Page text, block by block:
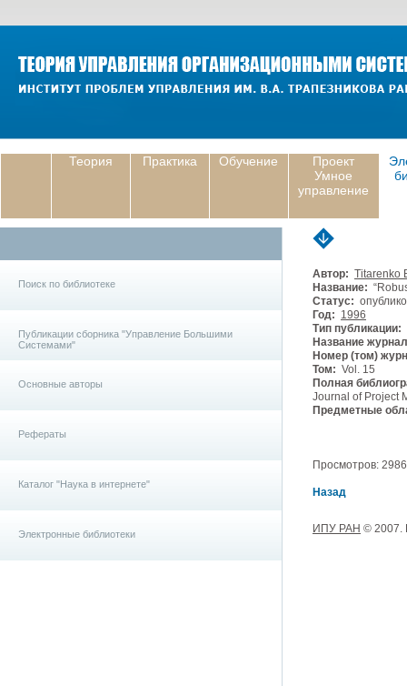
Теория Практика Обучение
Проект
Умное
управление
Поиск по библиотеке
Публикации сборника "Управление Большими
Системами"
Основные авторы
Рефераты
Каталог "Наука в интернете"
Электронные библиотеки
Автор: Titarenko
Название:
Статус:
Год: 1996
Тип публикации:
Название
Номер (том)
Том: Vol. 15
Полная
Journal of Project
Предметные
Просмотров:
Назад
ИПУ РАН © 2007.